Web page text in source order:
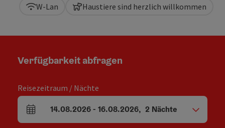
W-Lan Haustiere sind herzlich willkommen
Verfügbarkeit abfragen
Reisezeitraum / Nächte
An- und Abreisefelder
14.08.2026- 16.08.2026, 2 Nächte